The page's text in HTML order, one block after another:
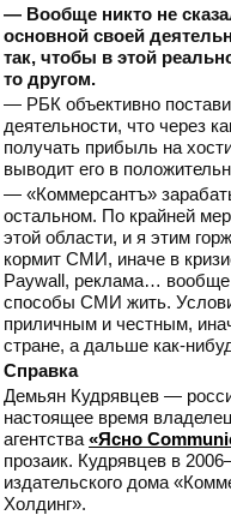
— Вообще никто не
основной своей
так, чтобы в этой
то другом.
— РБК объективно
деятельности, что через
получать прибыль на
выводит его в
— «Коммерсантъ»
остальном. По крайней
этой области, и я этим
кормит СМИ, иначе в
Paywall, реклама… вообще
способы СМИ жить.
приличным и честным,
стране, а дальше как-
Справка
Демьян Кудрявцев —
настоящее время
агентства «Ясно
прозаик. Кудрявцев в
издательского дома
Холдинг».